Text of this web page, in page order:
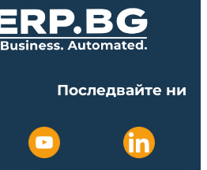
Последвайте ни